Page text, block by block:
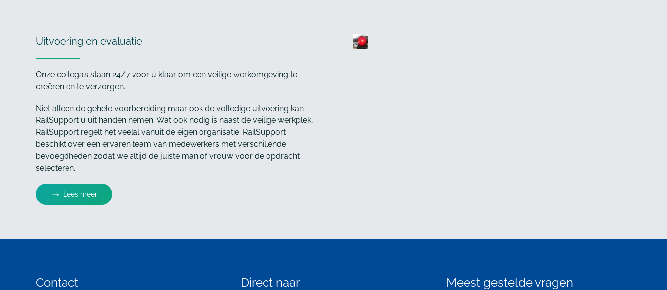
Uitvoering en evaluatie
Onze collega’s staan 24/7 voor u klaar om een veilige werkomgeving te
creëren en te verzorgen.
Niet alleen de gehele voorbereiding maar ook de volledige uitvoering kan
RailSupport u uit handen nemen. Wat ook nodig is naast de veilige werkplek,
RailSupport regelt het veelal vanuit de eigen organisatie. RailSupport
beschikt over een ervaren team van medewerkers met verschillende
bevoegdheden zodat we altijd de juiste man of vrouw voor de opdracht
selecteren.
Lees meer
Contact Direct naar Meest gestelde vragen